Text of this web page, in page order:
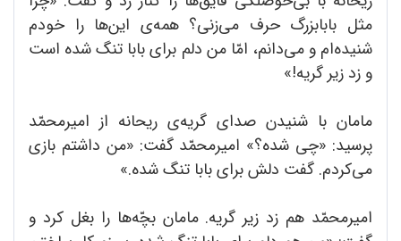
مثل بابابزرگ حرف می‌زنی؟ همه‌ی این‌ها را خودم
شنیده‌ام و می‌دانم، امّا من دلم برای بابا تنگ شده است
و زد زیر گریه!»
مامان با شنیدن صدای گریه‌ی ریحانه از امیرمحمّد
پرسید: «چی شده؟» امیرمحمّد گفت: «من داشتم بازی
می‌کردم. گفت دلش برای بابا تنگ شده.»
امیرمحمّد هم زد زیر گریه. مامان بچّه‌ها را بغل کرد و